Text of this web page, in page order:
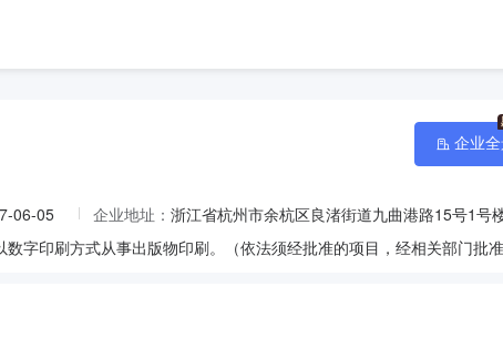
06-05 企业地址： 浙江省杭州市余杭区良渚街道九曲港路15号1号
字印刷方式从事出版物印刷。（依法须经批准的项目，经相关部门批准
企业